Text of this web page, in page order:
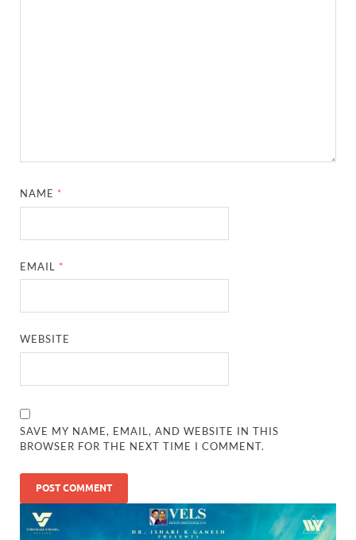
NAME *
EMAIL *
WEBSITE
SAVE MY NAME, EMAIL, AND WEBSITE IN THIS
BROWSER FOR THE NEXT TIME I COMMENT.